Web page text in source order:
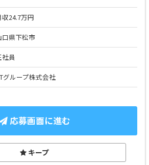
収24.7万円
口県下松市
社員
グループ株式会社
応募画面に進む
キープ